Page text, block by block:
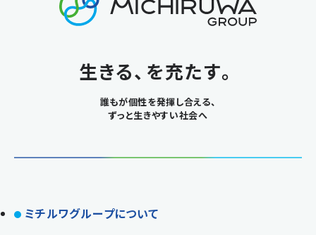
生きる、を充たす。
誰もが個性を発揮し合える、
ずっと生きやすい社会へ
ミチルワグループについて